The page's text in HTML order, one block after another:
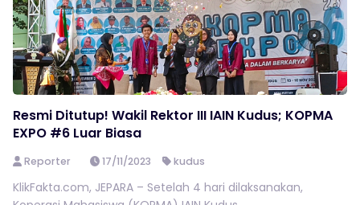
Resmi Ditutup! Wakil Rektor III IAIN Kudus; KOPMA
EXPO #6 Luar Biasa
Reporter 17/11/2023 kudus
KlikFakta.com, JEPARA – Setelah 4 hari dilaksanakan,